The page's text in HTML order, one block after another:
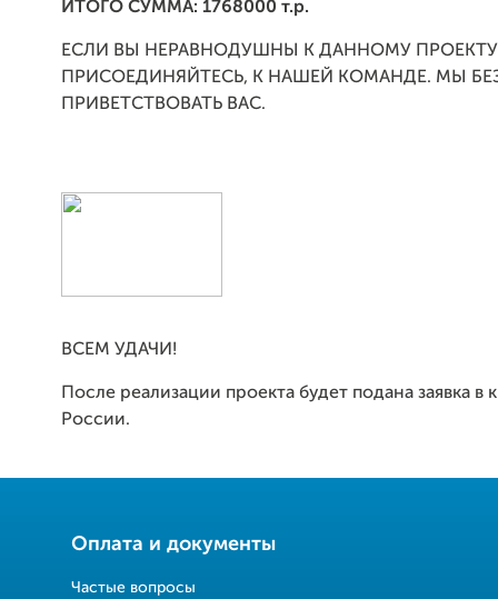
ИТОГО СУММА: 1768000 т.р.
ЕСЛИ ВЫ НЕРАВНОДУШНЫ К ДАННОМУ ПРОЕКТУ
ПРИСОЕДИНЯЙТЕСЬ, К НАШЕЙ КОМАНДЕ. МЫ
ПРИВЕТСТВОВАТЬ ВАС.
ВСЕМ УДАЧИ!
После реализации проекта будет подана заявка в
России.
Оплата и документы
Частые вопросы